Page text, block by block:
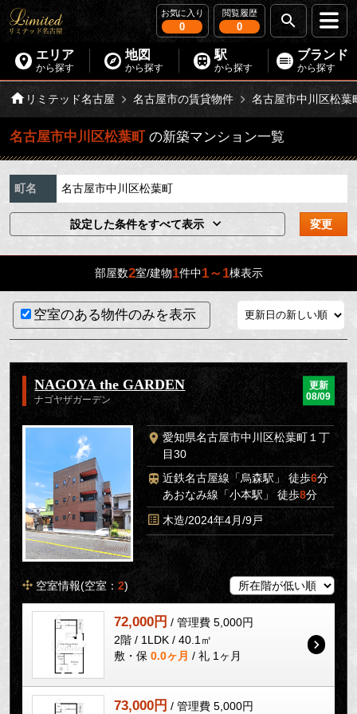
お気に入り
0
閲覧履歴
0
エリア
から探す
地図
から探す
駅
から探す
ブランド
から探す
リミテッド名古屋 名古屋市の賃貸物件 名古屋市中川区松葉
名古屋市中川区松葉町 の新築マンション一覧
町名 名古屋市中川区松葉町
設定した条件をすべて表示 変更
部屋数2室/建物1件中1～1棟表示
空室のある物件のみを表示
NAGOYA the GARDEN
ナゴヤザガーデン
更新
08/09
愛知県名古屋市中川区松葉町１丁
目30
近鉄名古屋線「烏森駅」 徒歩6分
あおなみ線「小本駅」 徒歩8分
木造/2024年4月/9戸
空室情報(空室：2)
72,000円 / 管理費 5,000円
2階 / 1LDK / 40.1㎡
敷・保 0.0ヶ月 / 礼 1ヶ月
73,000円 / 管理費 5,000円